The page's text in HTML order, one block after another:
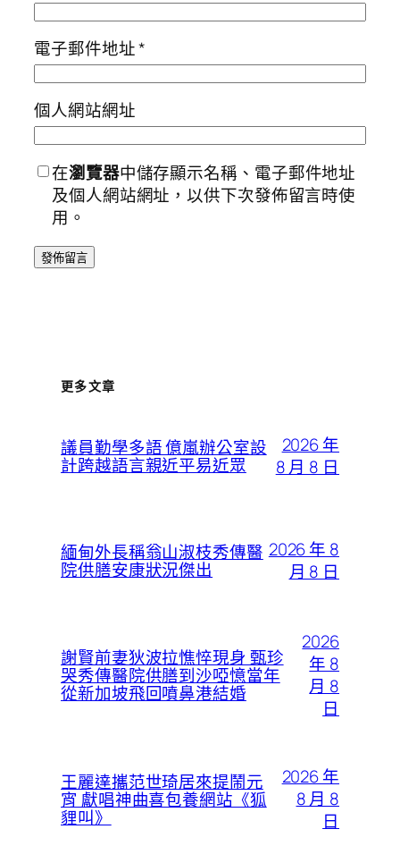
電子郵件地址*
個人網站網址
在瀏覽器中儲存顯示名稱、電子郵件地址
及個人網站網址，以供下次發佈留言時使
用。
更多文章
議員勤學多語 億嵐辦公室設
計跨越語言親近平易近眾
2026 年
8 月 8 日
緬甸外長稱翁山淑枝秀傳醫
院供膳安康狀況傑出
2026 年 8
月 8 日
謝賢前妻狄波拉憔悴現身 甄珍
哭秀傳醫院供膳到沙啞憶當年
從新加坡飛回噴鼻港結婚
2026
年 8
月 8
日
王麗達攜范世琦居來提鬧元
宵 獻唱神曲喜包養網站《狐
貍叫》
2026 年
8 月 8
日